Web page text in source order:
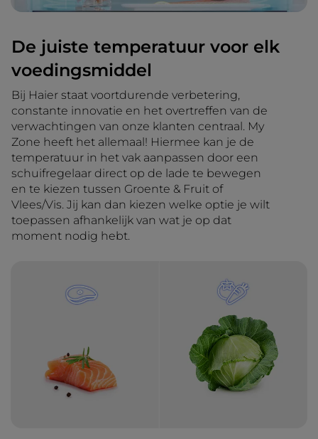
De juiste temperatuur voor elk
voedingsmiddel
Bij Haier staat voortdurende verbetering,
constante innovatie en het overtreffen van de
verwachtingen van onze klanten centraal. My
Zone heeft het allemaal! Hiermee kan je de
temperatuur in het vak aanpassen door een
schuifregelaar direct op de lade te bewegen
en te kiezen tussen Groente & Fruit of
Vlees/Vis. Jij kan dan kiezen welke optie je wilt
toepassen afhankelijk van wat je op dat
moment nodig hebt.